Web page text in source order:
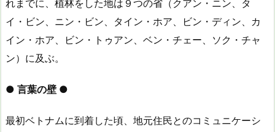
れまでに、植林をした地は９つの省（クアン・ニン、タ
イ・ビン、ニン・ビン、タイン・ホア、ビン・ディン、カ
イン・ホア、ビン・トゥアン、ベン・チェー、ソク・チャ
ン）に及ぶ。
● 言葉の壁 ●
最初ベトナムに到着した頃、地元住民とのコミュニケーシ